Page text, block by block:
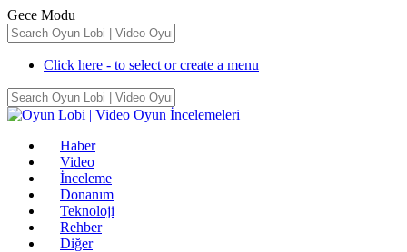
Gece Modu
Click here - to select or create a menu
Haber
Video
İnceleme
Donanım
Teknoloji
Rehber
Diğer